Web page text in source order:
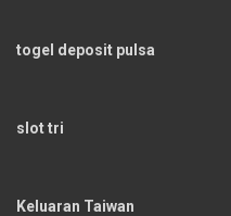
togel deposit pulsa
slot tri
Keluaran Taiwan